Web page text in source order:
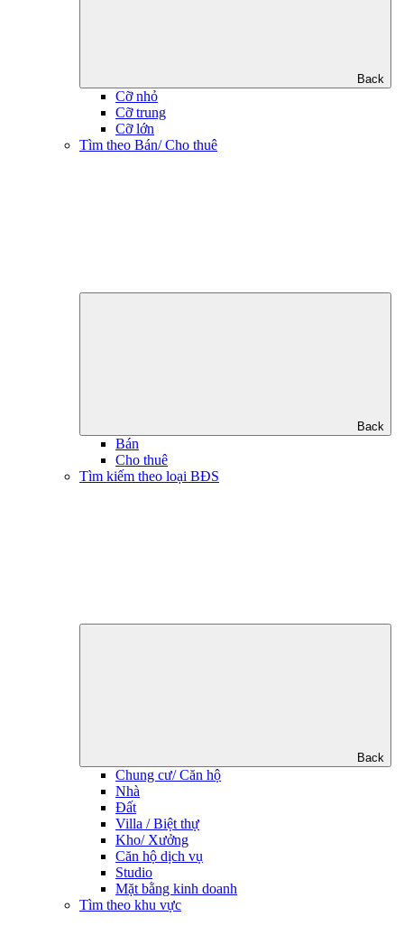
Back
Cỡ nhỏ
Cỡ trung
Cỡ lớn
Tìm theo Bán/ Cho thuê
Back
Bán
Cho thuê
Tìm kiếm theo loại BĐS
Back
Chung cư/ Căn hộ
Nhà
Đất
Villa / Biệt thự
Kho/ Xưởng
Căn hộ dịch vụ
Studio
Mặt bằng kinh doanh
Tìm theo khu vực